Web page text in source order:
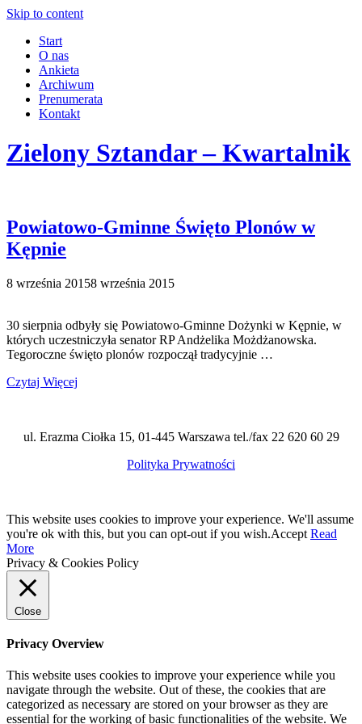
Skip to content
Start
O nas
Ankieta
Archiwum
Prenumerata
Kontakt
Zielony Sztandar – Kwartalnik
Powiatowo-Gminne Święto Plonów w
Kępnie
8 września 20158 września 2015
30 sierpnia odbyły się Powiatowo-Gminne Dożynki w Kępnie, w
których uczestniczyła senator RP Andżelika Możdżanowska.
Tegoroczne święto plonów rozpoczął tradycyjnie …
Czytaj Więcej
ul. Erazma Ciołka 15, 01-445 Warszawa tel./fax 22 620 60 29
Polityka Prywatności
This website uses cookies to improve your experience. We'll assume
you're ok with this, but you can opt-out if you wish.Accept Read
More
Privacy & Cookies Policy
Close
Privacy Overview
This website uses cookies to improve your experience while you
navigate through the website. Out of these, the cookies that are
categorized as necessary are stored on your browser as they are
essential for the working of basic functionalities of the website. We